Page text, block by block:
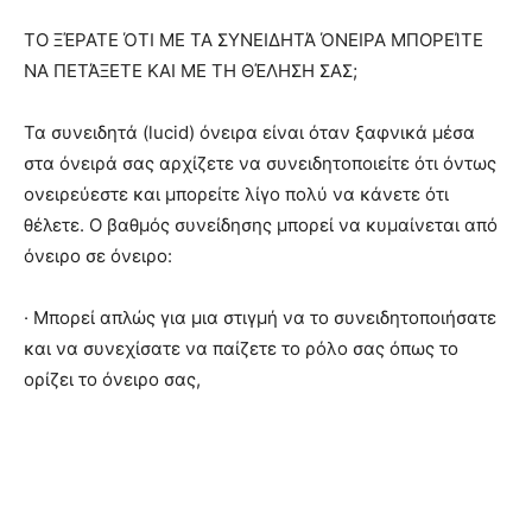
ΤΟ ΞΈΡΑΤΕ ΌΤΙ ΜΕ ΤΑ ΣΥΝΕΙΔΗΤΆ ΌΝΕΙΡΑ ΜΠΟΡΕΊΤΕ
ΝΑ ΠΕΤΆΞΕΤΕ ΚΑΙ ΜΕ ΤΗ ΘΈΛΗΣΗ ΣΑΣ;
Τα συνειδητά (lucid) όνειρα είναι όταν ξαφνικά μέσα
στα όνειρά σας αρχίζετε να συνειδητοποιείτε ότι όντως
ονειρεύεστε και μπορείτε λίγο πολύ να κάνετε ότι
θέλετε. Ο βαθμός συνείδησης μπορεί να κυμαίνεται από
όνειρο σε όνειρο:
· Μπορεί απλώς για μια στιγμή να το συνειδητοποιήσατε
και να συνεχίσατε να παίζετε το ρόλο σας όπως το
ορίζει το όνειρο σας,